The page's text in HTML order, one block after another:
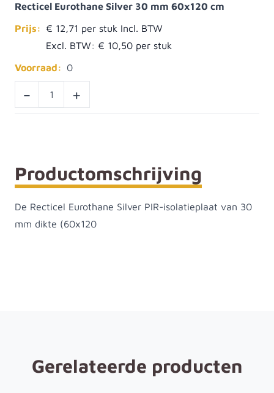
Recticel Eurothane Silver 30 mm 60x120 cm
Prijs: € 12,71
Excl. BTW: € 10,50
Voorraad:
0
- +
Productomschrijving
De Recticel Eurothane Silver PIR-isolatieplaat van 30
mm dikte (60x120
Gerelateerde producten